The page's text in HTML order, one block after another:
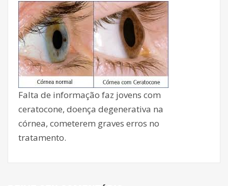
Falta de informação faz jovens com
ceratocone, doença degenerativa na
córnea, cometerem graves erros no
tratamento.